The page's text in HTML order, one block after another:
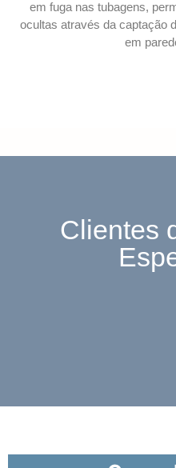
em fuga nas tubagens,
ocultas através da captação
em
Clientes